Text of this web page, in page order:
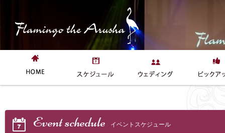
Event schedule イベントスケジュール